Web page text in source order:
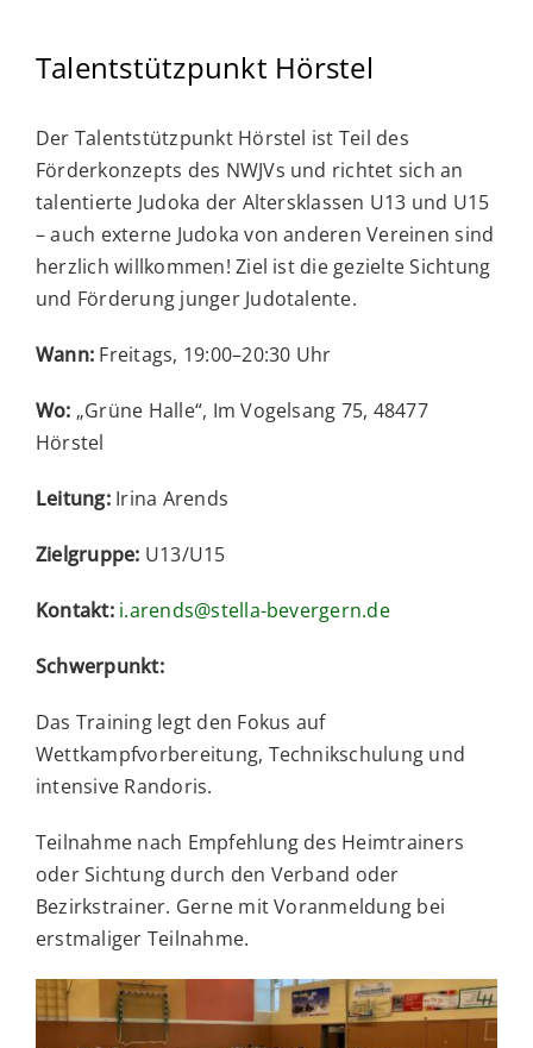
Talentstützpunkt Hörstel
Der Talentstützpunkt Hörstel ist Teil des
Förderkonzepts des NWJVs und richtet sich an
talentierte Judoka der Altersklassen U13 und U15
– auch externe Judoka von anderen Vereinen sind
herzlich willkommen! Ziel ist die gezielte Sichtung
und Förderung junger Judotalente.
Wann: Freitags, 19:00–20:30 Uhr
Wo: „Grüne Halle“, Im Vogelsang 75, 48477
Hörstel
Leitung:Irina Arends
Zielgruppe: U13/U15
Kontakt: i.arends@stella-bevergern.de
Schwerpunkt:
Das Training legt den Fokus auf
Wettkampfvorbereitung, Technikschulung und
intensive Randoris.
Teilnahme nach Empfehlung des Heimtrainers
oder Sichtung durch den Verband oder
Bezirkstrainer. Gerne mit Voranmeldung bei
erstmaliger Teilnahme.